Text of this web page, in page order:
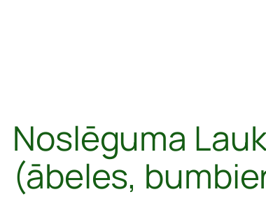
Noslēguma
(ābeles,